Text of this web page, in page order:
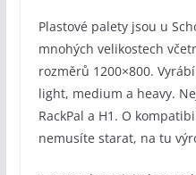
Plastové palety jsou u
mnohých velikostech
rozměrů 1200×800.
light, medium a heavy.
RackPal a H1. O
nemusíte starat, na tu